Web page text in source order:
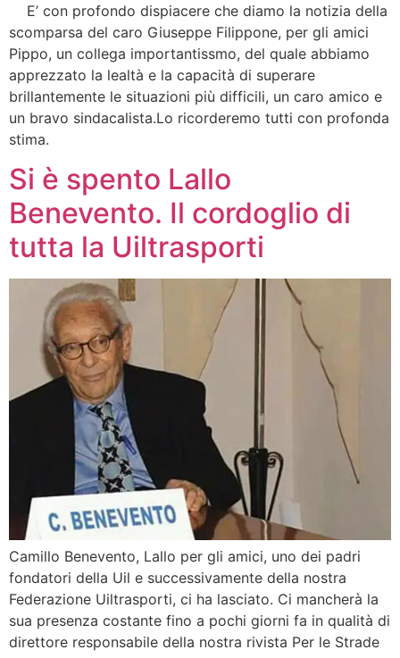
E’ con profondo dispiacere che diamo la notizia della
scomparsa del caro Giuseppe Filippone, per gli amici
Pippo, un collega importantissmo, del quale abbiamo
apprezzato la lealtà e la capacità di superare
brillantemente le situazioni più difficili, un caro amico e
un bravo sindacalista.Lo ricorderemo tutti con profonda
stima.
Si è spento Lallo
Benevento. Il cordoglio di
tutta la Uiltrasporti
Camillo Benevento, Lallo per gli amici, uno dei padri
fondatori della Uil e successivamente della nostra
Federazione Uiltrasporti, ci ha lasciato. Ci mancherà la
sua presenza costante fino a pochi giorni fa in qualità di
direttore responsabile della nostra rivista Per le Strade